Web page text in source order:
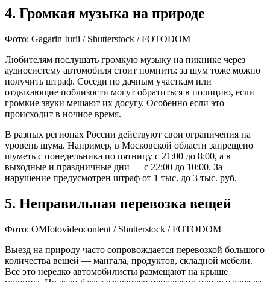
4. Громкая музыка на природе
Фото: Gagarin Iurii / Shutterstock / FOTODOM
Любителям послушать громкую музыку на пикнике через
аудиосистему автомобиля стоит помнить: за шум тоже можно
получить штраф. Соседи по дачным участкам или
отдыхающие поблизости могут обратиться в полицию, если
громкие звуки мешают их досугу. Особенно если это
происходит в ночное время.
В разных регионах России действуют свои ограничения на
уровень шума. Например, в Московской области запрещено
шуметь с понедельника по пятницу с 21:00 до 8:00, а в
выходные и праздничные дни — с 22:00 до 10:00. За
нарушение предусмотрен штраф от 1 тыс. до 3 тыс. руб.
5. Неправильная перевозка вещей
Фото: OMfotovideocontent / Shutterstock / FOTODOM
Выезд на природу часто сопровождается перевозкой большого
количества вещей — мангала, продуктов, складной мебели.
Все это нередко автомобилисты размещают на крыше